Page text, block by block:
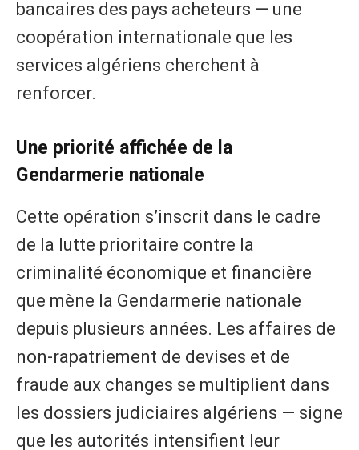
bancaires des pays acheteurs — une
coopération internationale que les
services algériens cherchent à
renforcer.
Une priorité affichée de la
Gendarmerie nationale
Cette opération s’inscrit dans le cadre
de la lutte prioritaire contre la
criminalité économique et financière
que mène la Gendarmerie nationale
depuis plusieurs années. Les affaires de
non-rapatriement de devises et de
fraude aux changes se multiplient dans
les dossiers judiciaires algériens — signe
que les autorités intensifient leur